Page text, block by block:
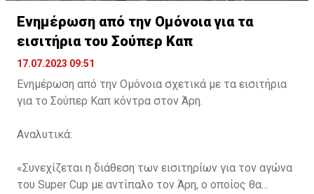
Ενημέρωση από την Ομόνοια για τα
εισιτήρια του Σούπερ Καπ
17.07.2023 09:51
Ενημέρωση από την Ομόνοια σχετικά με τα εισιτήρια
για το Σούπερ Καπ κόντρα στον Άρη.
Αναλυτικά:
«Συνεχίζεται η διάθεση των εισιτηρίων για τον αγώνα
του Super Cup με αντίπαλο τον Άρη, ο οποίος θα